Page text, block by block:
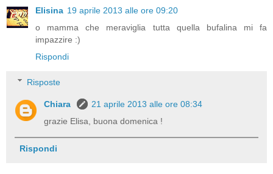
Elisina 19 aprile 2013 alle ore 09:20
o mamma che meraviglia tutta quella bufalina mi fa
impazzire :)
Rispondi
Risposte
Chiara
21 aprile 2013 alle ore 08:34
grazie Elisa, buona domenica !
Rispondi